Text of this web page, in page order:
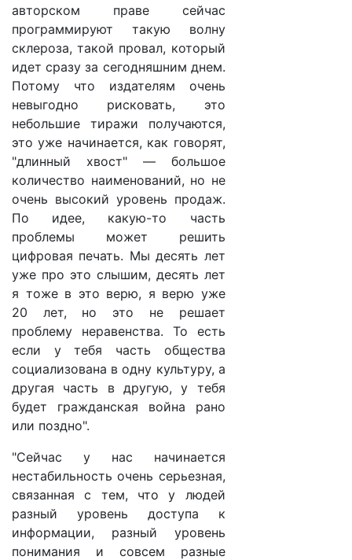
авторском праве сейчас
программируют такую волну
склероза, такой провал, который
идет сразу за сегодняшним днем.
Потому что издателям очень
невыгодно рисковать, это
небольшие тиражи получаются,
это уже начинается, как говорят,
"длинный хвост" — большое
количество наименований, но не
очень высокий уровень продаж.
По идее, какую-то часть
проблемы может решить
цифровая печать. Мы десять лет
уже про это слышим, десять лет
я тоже в это верю, я верю уже
20 лет, но это не решает
проблему неравенства. То есть
если у тебя часть общества
социализована в одну культуру, а
другая часть в другую, у тебя
будет гражданская война рано
или поздно".
"Сейчас у нас начинается
нестабильность очень серьезная,
связанная с тем, что у людей
разный уровень доступа к
информации, разный уровень
понимания и совсем разные